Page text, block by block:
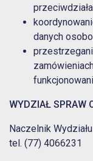
danych
WYDZIAŁ SPRAW
Naczelnik
tel. (77) 4066231